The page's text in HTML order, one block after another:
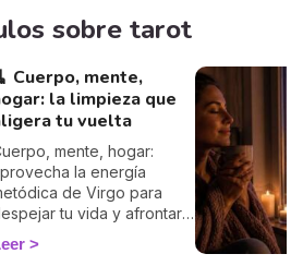
sobre tarot
Cuerpo, mente,
la limpieza que
tu vuelta
mente, hogar:
la energía
de Virgo para
tu vida y afrontar
vuelta de 2026 con
La guía de Marisa.